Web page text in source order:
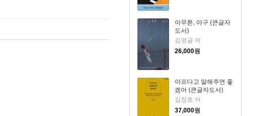
아무튼, 야구 (큰글자
도서)
김영글 저
26,000원
아프다고 말해주면 좋
겠어 (큰글자도서)
김정호 저
37,000원